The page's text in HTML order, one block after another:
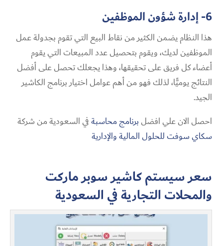
6- إدارة شؤون الموظفين
هذا النظام يضمن الكثير من نقاط البيع التي تقوم بجدولة عمل
الموظفين لديك، ويقوم بتحصيل عدد المبيعات التي يقوم
أعضاء كل فريق على تحقيقها، وهذا يجعلك تحصل على أفضل
النتائج يوميًّا، لذلك فهو من أهم عوامل اختيار برنامج الكاشير
الجيد.
احصل الان علي افضلبرنامج محاسبةفي السعودية من شركة
سكاي سوفت للحلول المالية والإدارية
سعر سيستم كاشير سوبر ماركت
والمحلات التجارية في السعودية